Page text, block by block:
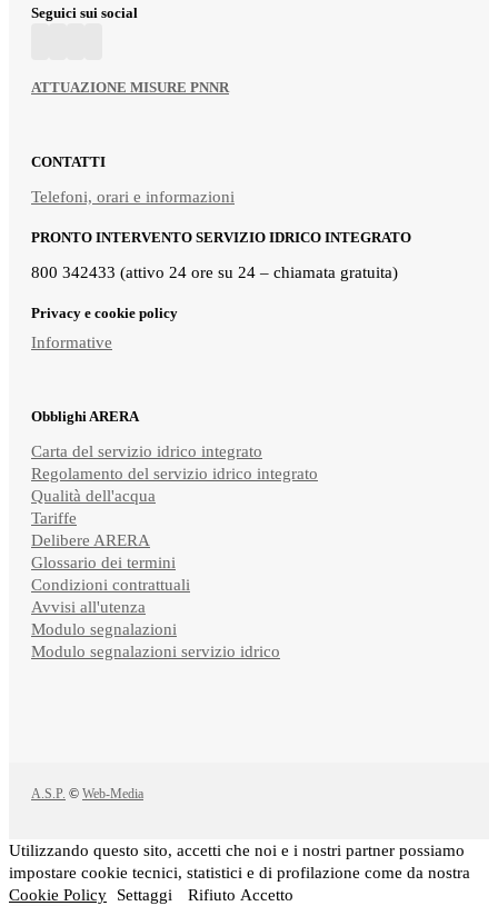
Seguici sui social
ATTUAZIONE MISURE PNNR
CONTATTI
Telefoni, orari e informazioni
PRONTO INTERVENTO SERVIZIO IDRICO INTEGRATO
800 342433 (attivo 24 ore su 24 – chiamata gratuita)
Privacy e cookie policy
Informative
Obblighi ARERA
Carta del servizio idrico integrato
Regolamento del servizio idrico integrato
Qualità dell'acqua
Tariffe
Delibere ARERA
Glossario dei termini
Condizioni contrattuali
Avvisi all'utenza
Modulo segnalazioni
Modulo segnalazioni servizio idrico
A.S.P. © Web-Media
Utilizzando questo sito, accetti che noi e i nostri partner possiamo
impostare cookie tecnici, statistici e di profilazione come da nostra
Cookie Policy
Settaggi Rifiuto Accetto